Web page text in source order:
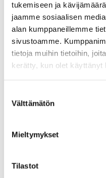
tukemiseen ja
jaamme sosiaalisen
alan kumppaneillemme
sivustoamme.
tietoja muihin tietoihin,
kerätty, kun olet käyttänyt
valinta
Välttämätön
Mieltymykset
Tilastot
Neuvotteluvelvollisuus
säännöllisesti työllistäviä
Erityiset
Työnantajan oikeuteen
raskaana oleva
lomautettu henkilö
luottamusvaltuutettu
liittyy erityissäännöksiä.